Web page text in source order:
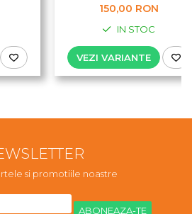
150,00 RON
IN STOC
VEZI VARIANTE
si promotiile noastre